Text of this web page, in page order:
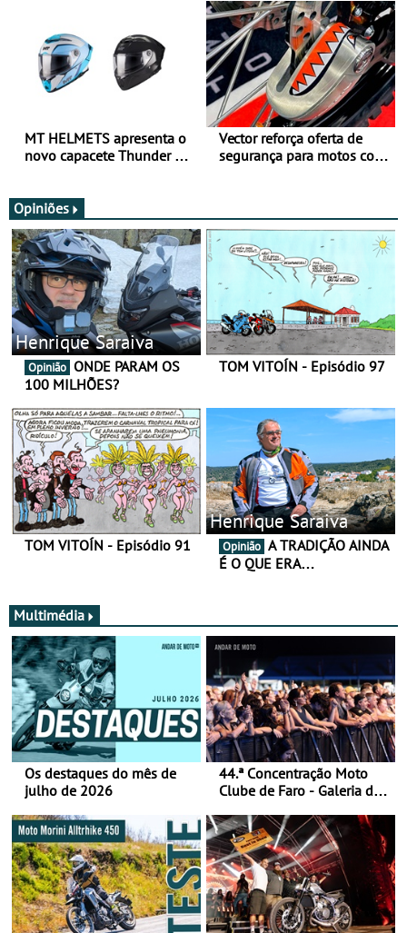
verão
MT HELMETS apresenta o
novo capacete Thunder 4 R
Vector reforça oferta de
segurança para motos com
Opiniões
Henrique Saraiva
Opinião
100 MILHÕES?
TOM VITOÍN - Episódio 97
TOM VITOÍN - Episódio 91
Henrique Saraiva
Opinião
É O QUE ERA…
Multimédia
Os destaques do mês de
julho de 2026
44.ª Concentração Moto
Clube de Faro - Galeria de